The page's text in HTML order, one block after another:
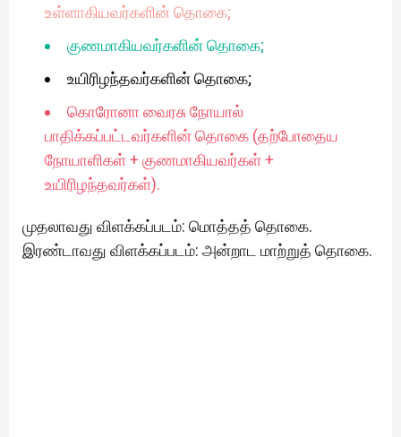
உள்ளாகியவர்களின் தொகை;
குணமாகியவர்களின் தொகை;
உயிரிழந்தவர்களின் தொகை;
கொரோனா வைரசு நோயால்
பாதிக்கப்பட்டவர்களின் தொகை (தற்போதைய
நோயாளிகள் + குணமாகியவர்கள் +
உயிரிழந்தவர்கள்).
முதலாவது விளக்கப்படம்: மொத்தத் தொகை.
இரண்டாவது விளக்கப்படம்: அன்றாட மாற்றுத் தொகை.